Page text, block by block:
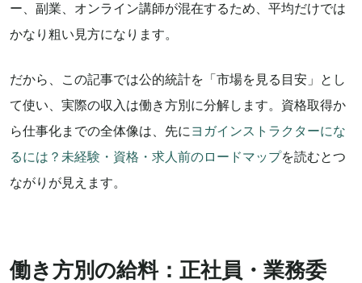
ー、副業、オンライン講師が混在するため、平均だけでは
かなり粗い見方になります。
だから、この記事では公的統計を「市場を見る目安」とし
て使い、実際の収入は働き方別に分解します。資格取得か
ら仕事化までの全体像は、先に ヨガインストラクターにな
るには？未経験・資格・求人前のロードマップを読むとつ
ながりが見えます。
働き方別の給料：正社員・業務委